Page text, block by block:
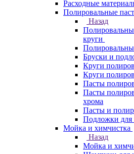
Расходные
Полировальные
Назад
круги
Бруски и
Круги
Круги
Пасты
Пасты
хрома
Пасты и
Подложки для
Мойка и химчистка
Назад
Мойка и